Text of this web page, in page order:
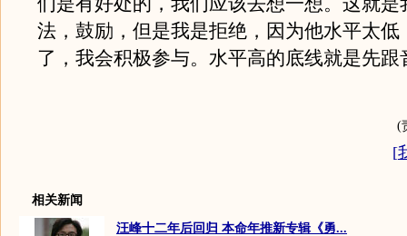
法，鼓励，但是我是拒绝，因为他水平太低
了，我会积极参与。水平高的底线就是先跟
(
[
相关新闻
汪峰十二年后回归 本命年推新专辑《勇...